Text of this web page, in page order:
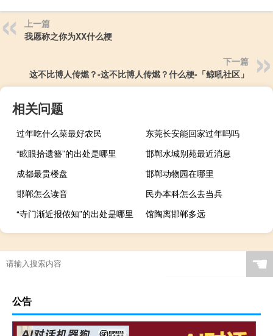
上一篇
我愿称之你为XX什么梗
下一篇
这不比博人传燃？-这不比博人传燃？什么梗-「鲸吼社区」
相关问题
过年吃什么菜最好农民
东莞长安能回家过年吗吗
“眩眼拾遗簪”的出处是哪里
邯郸水城别苑最近消息
成都最贵楼盘
邯郸动物园在哪里
邯郸怎么读音
民办本科怎么去当兵
“寺门渐近报侬知”的出处是哪里
馆陶离邯郸多远
☚
公告